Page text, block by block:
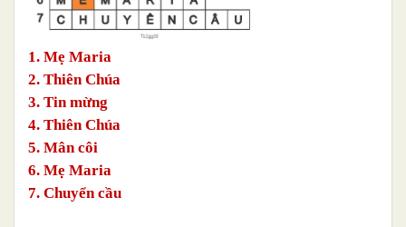
1. Mẹ Maria
2. Thiên Chúa
3. Tin mừng
4. Thiên Chúa
5. Mân côi
6. Mẹ Maria
7. Chuyển cầu